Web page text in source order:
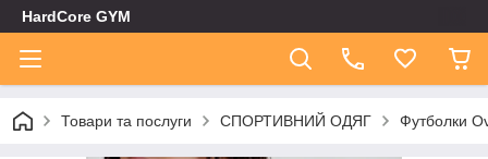
HardCore GYM
Товари та послуги СПОРТИВНИЙ ОДЯГ Футболки